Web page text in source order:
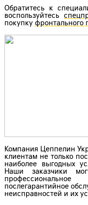
Обратитесь к
воспользуйтесь
покупку фронтального
Компания Цеппелин
клиентам не только
наиболее выгодных
Наши заказчики
послегарантийное
неисправностей и их